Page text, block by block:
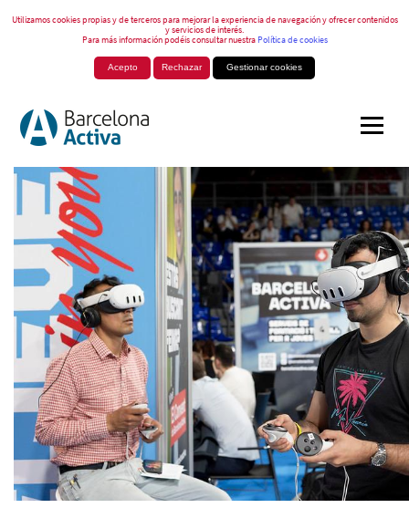
Utilizamos cookies propias y de terceros para mejorar la experiencia de navegación y ofrecer contenidos
y servicios de interés.
Para más información podéis consultar nuestra Política de cookies
Acepto Rechazar Gestionar cookies